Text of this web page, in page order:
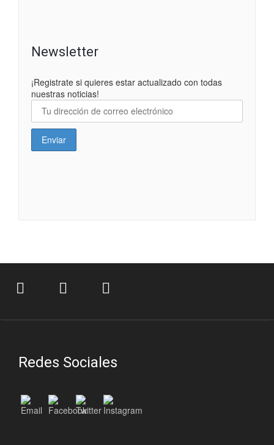
Newsletter
¡Registrate si quieres estar actualizado con todas
nuestras noticias!
Redes Sociales